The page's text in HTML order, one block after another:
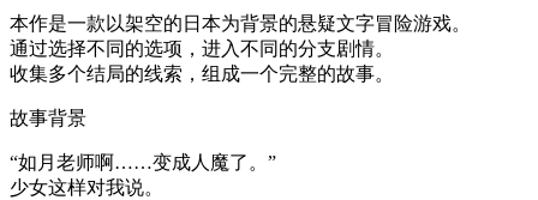
本作是一款以架空的日本为背景的悬疑文字冒险游戏。
通过选择不同的选项，进入不同的分支剧情。
收集多个结局的线索，组成一个完整的故事。
故事背景
“如月老师啊……变成人魔了。”
少女这样对我说。